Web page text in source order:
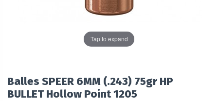
Tap to expand
Balles SPEER 6MM (.243) 75gr HP
BULLET Hollow Point 1205